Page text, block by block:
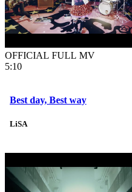
OFFICIAL FULL MV
5:10
Best day, Best way
LiSA